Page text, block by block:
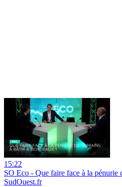
15:22
SO Eco - Que faire face à la pénurie
SudOuest.fr